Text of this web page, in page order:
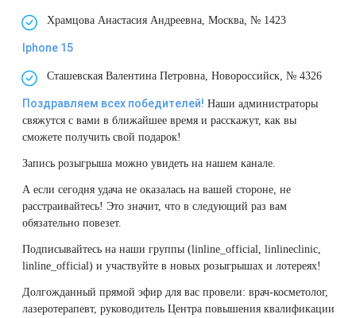
Храмцова Анастасия Андреевна, Москва, № 1423
Iphone 15
Сташевская Валентина Петровна, Новороссийск, № 4326
Поздравляем всех победителей! Наши администраторы
свяжутся с вами в ближайшее время и расскажут, как вы
сможете получить свой подарок!
Запись розыгрыша можно увидеть на нашем канале.
А если сегодня удача не оказалась на вашей стороне, не
расстраивайтесь! Это значит, что в следующий раз вам
обязательно повезет.
Подписывайтесь на наши группы (linline_official linlineclinic,
linline_official) и участвуйте в новых розыгрышах и лотереях!
Долгожданный прямой эфир для вас провели: врач-косметолог,
лазеротерапевт, руководитель Центра повышения квалификации